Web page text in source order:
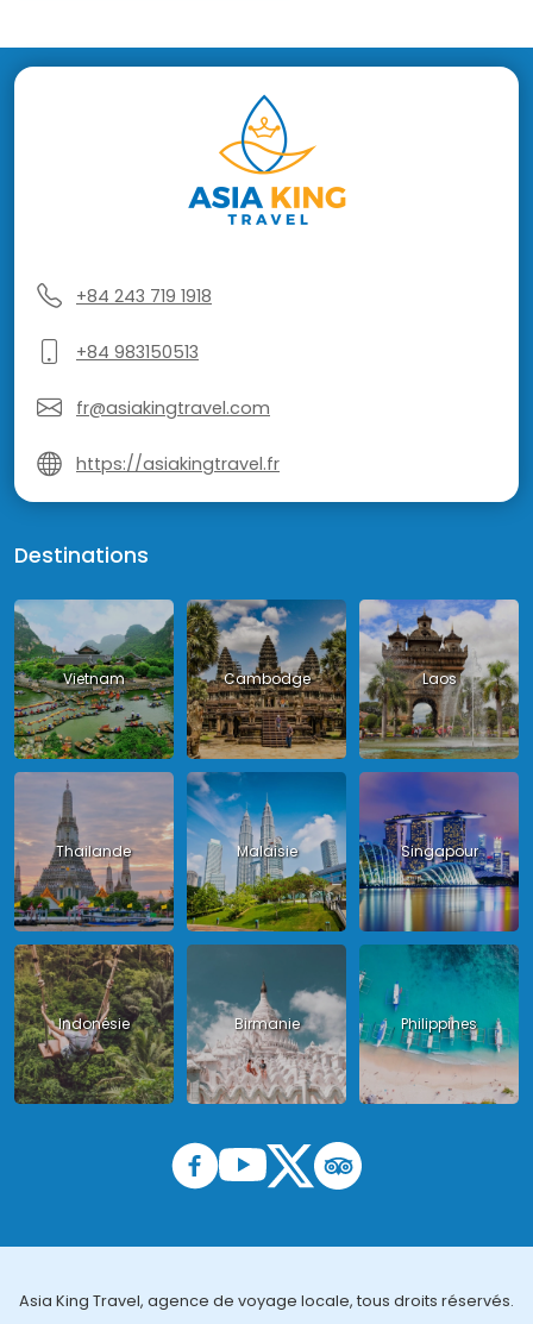
+84 243 719 1918
+84 983150513
fr@asiakingtravel.com
https://asiakingtravel.fr
Destinations
Vietnam Cambodge Laos
Thailande Malaisie Singapour
Indonésie Birmanie Philippines
Asia King Travel, agence de voyage locale, tous droits réservés.